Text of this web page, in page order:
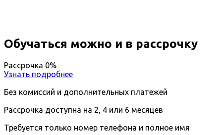
Обучаться можно и в рассрочку
Рассрочка 0%
Узнать подробнее
Без комиссий и дополнительных платежей
Рассрочка доступна на 2, 4 или 6 месяцев
Требуется только номер телефона и полное имя